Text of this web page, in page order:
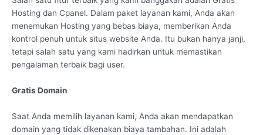
Hosting dan Cpanel. Dalam paket layanan kami, Anda akan
menemukan Hosting yang bebas biaya, memberikan Anda
kontrol penuh untuk situs website Anda. Itu bukan hanya janji,
tetapi salah satu yang kami hadirkan untuk memastikan
pengalaman terbaik bagi user.
Gratis Domain
Saat Anda memilih layanan kami, Anda akan mendapatkan
domain yang tidak dikenakan biaya tambahan. Ini adalah